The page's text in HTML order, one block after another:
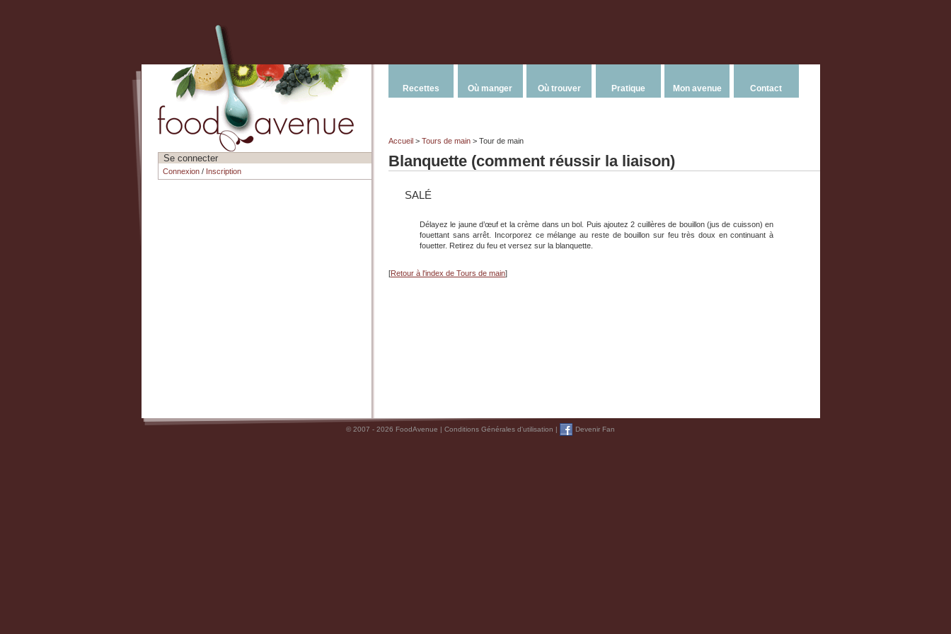
Se connecter
Connexion/ Inscription
Recettes Où manger Où trouver Pratique Mon avenue Contact
Accueil > Tours de main > Tour de main
Blanquette (comment réussir la liaison)
SALÉ
Délayez le jaune d’œuf et la crème dans un bol. Puis ajoutez 2 cuillères de bouillon (jus de cuisson) en
fouettant sans arrêt. Incorporez ce mélange au reste de bouillon sur feu très doux en continuant à
fouetter. Retirez du feu et versez sur la blanquette.
[Retour à l'index de Tours de main]
© 2007 - 2026 FoodAvenue | Conditions Générales d'utilisation | Devenir Fan